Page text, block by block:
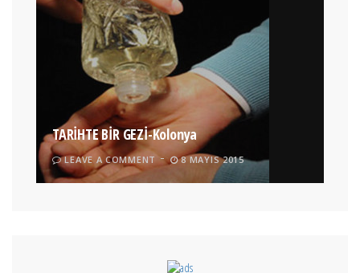
TARİHTE BİR GEZİ-Kolonya
LEAVE A COMMENT 8 MAYIS 2015